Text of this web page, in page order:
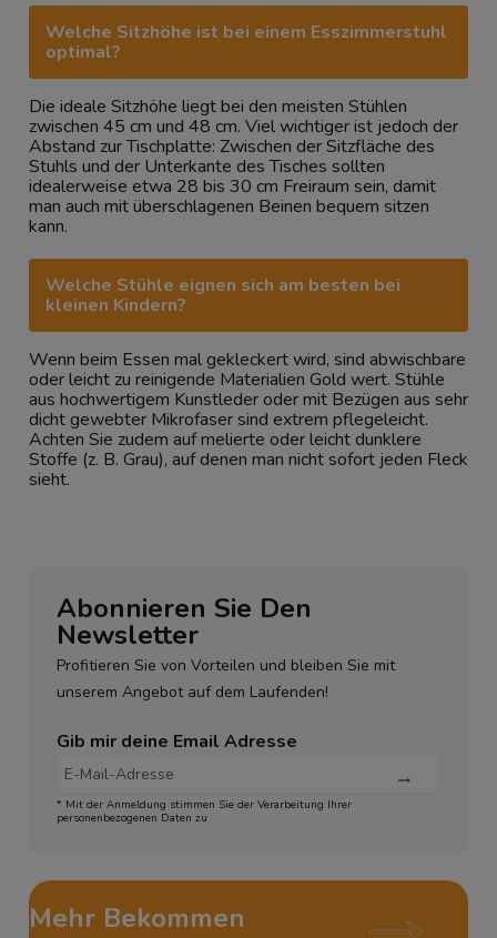
Welche Sitzhöhe ist bei einem Esszimmerstuhl
optimal?
Die ideale Sitzhöhe liegt bei den meisten Stühlen
zwischen 45 cm und 48 cm. Viel wichtiger ist jedoch der
Abstand zur Tischplatte: Zwischen der Sitzfläche des
Stuhls und der Unterkante des Tisches sollten
idealerweise etwa 28 bis 30 cm Freiraum sein, damit
man auch mit überschlagenen Beinen bequem sitzen
kann.
Welche Stühle eignen sich am besten bei
kleinen Kindern?
Wenn beim Essen mal gekleckert wird, sind abwischbare
oder leicht zu reinigende Materialien Gold wert. Stühle
aus hochwertigem Kunstleder oder mit Bezügen aus sehr
dicht gewebter Mikrofaser sind extrem pflegeleicht.
Achten Sie zudem auf melierte oder leicht dunklere
Stoffe (z. B. Grau), auf denen man nicht sofort jeden Fleck
sieht.
Abonnieren Sie Den
Newsletter
Profitieren Sie von Vorteilen und bleiben Sie mit
unserem Angebot auf dem Laufenden!
Gib mir deine Email Adresse
* Mit der Anmeldung stimmen Sie der Verarbeitung Ihrer
personenbezogenen Daten zu
Mehr Bekommen